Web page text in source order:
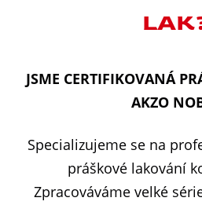
JSME CERTIFIKOVANÁ
AKZO
Specializujeme se na
práškové lakování
Zpracováváme velké